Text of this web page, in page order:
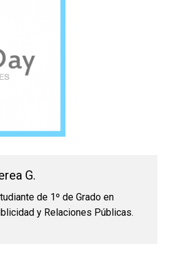
G.
de 1º de Grado en
y Relaciones Públicas.